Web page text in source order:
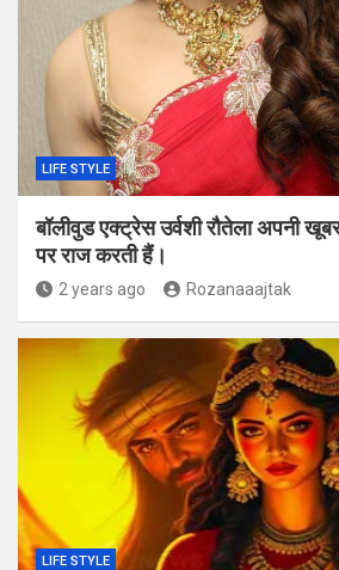
LIFE STYLE
बॉलीवुड एक्ट्रेस उर्वशी रौतेला अपनी
पर राज करती हैं।
2 years ago Rozanaaajtak
LIFE STYLE